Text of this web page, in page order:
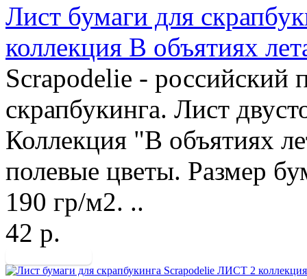
Лист бумаги для
коллекция В объятиях
Scrapodelie - российский
скрапбукинга. Лист
Коллекция "В объятиях
полевые цветы. Размер
190 гр/м2. ..
42 р.